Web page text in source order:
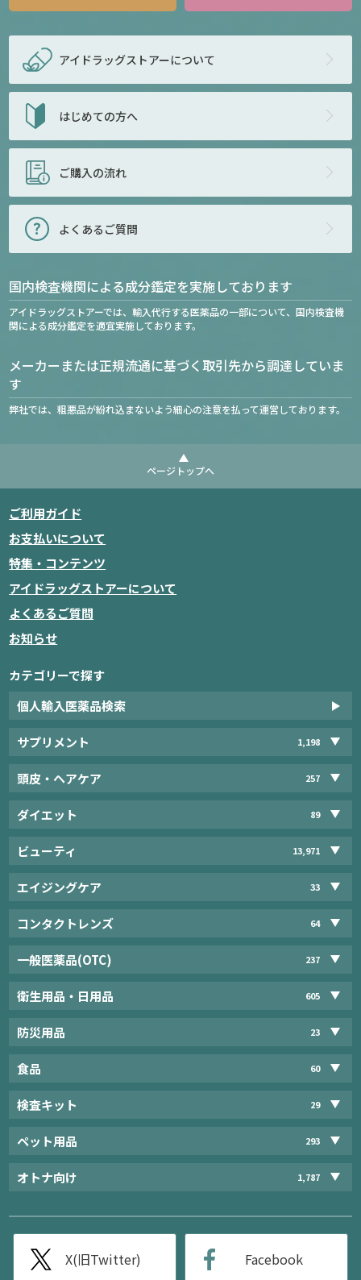
アイドラッグストアーについて
はじめての方へ
ご購入の流れ
よくあるご質問
国内検査機関による成分鑑定を実施しております
アイドラッグストアーでは、輸入代行する医薬品の一部について、国内検査機
関による成分鑑定を適宜実施しております。
メーカーまたは正規流通に基づく取引先から調達していま
す
弊社では、粗悪品が紛れ込まないよう細心の注意を払って運営しております。
ページトップへ
ご利用ガイド
お支払いについて
特集・コンテンツ
アイドラッグストアーについて
よくあるご質問
お知らせ
カテゴリーで探す
個人輸入医薬品検索
サプリメント 1,198
頭皮・ヘアケア 257
ダイエット 89
ビューティ 13,971
エイジングケア 33
コンタクトレンズ 64
一般医薬品(OTC) 237
衛生用品・日用品 605
防災用品 23
食品 60
検査キット 29
ペット用品 293
オトナ向け 1,787
X(旧Twitter) Facebook